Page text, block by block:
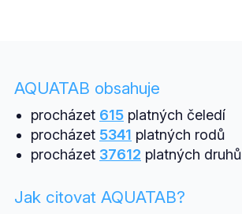
AQUATAB obsahuje
procházet 615platných čeledí
procházet 5341 platných rodů
procházet 37612 platných druhů
Jak citovat AQUATAB?